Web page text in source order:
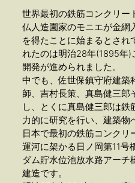
世界最初の鉄筋コンクリー
仏人造園家のモニエが金網
を得たことに始まるとされ
れたのは明治28年(1895年
開発が進められました。
中でも、佐世保鎮守府建築
師、吉村長策、真島健三郎
し、とくに真島健三郎は
力的に研究を行い、建築物
日本で最初の鉄筋コンクリ
運河に架かる日ノ岡第11号
ダム貯水位池放水路アー
建造です。